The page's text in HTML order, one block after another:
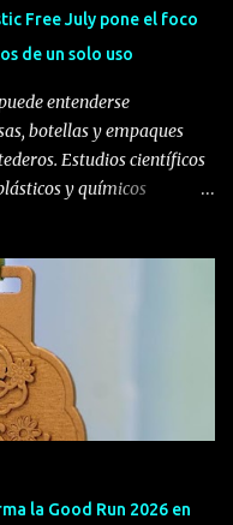
del país, experiencia que
y detectar una
Free July pone el foco
de un solo uso
entenderse
botellas y empaques
Estudios científicos
y químicos
Plastic Free July surgió
Rebecca Prince-Ruiz y un
el reto de rechazar los
comenzó como una
internacional que
hábitos de consumo. En el
hace un llamado a la
alternativas en otro
la Good Run 2026 en